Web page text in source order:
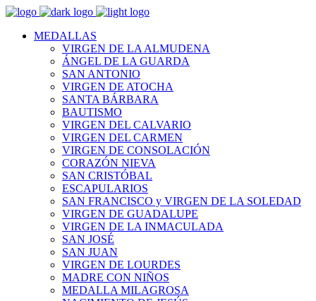
MEDALLAS
VIRGEN DE LA ALMUDENA
ÁNGEL DE LA GUARDA
SAN ANTONIO
VIRGEN DE ATOCHA
SANTA BÁRBARA
BAUTISMO
VIRGEN DEL CALVARIO
VIRGEN DEL CARMEN
VIRGEN DE CONSOLACIÓN
CORAZÓN NIEVA
SAN CRISTÓBAL
ESCAPULARIOS
SAN FRANCISCO y VIRGEN DE LA SOLEDAD
VIRGEN DE GUADALUPE
VIRGEN DE LA INMACULADA
SAN JOSÉ
SAN JUAN
VIRGEN DE LOURDES
MADRE CON NIÑOS
MEDALLA MILAGROSA